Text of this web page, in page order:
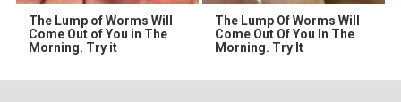
The Lump of Worms Will
Come Out of You in The
Morning. Try it
The Lump Of Worms Will
Come Out Of You In The
Morning. Try It